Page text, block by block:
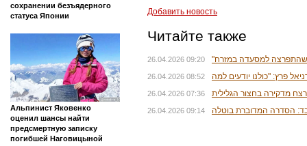
сохранении безъядерного
статуса Японии
Альпинист Яковенко
оценил шансы найти
предсмертную записку
погибшей Наговицыной
Добавить новость
Читайте также
26.04.2026 09:20 שהתפרצה למסעדה במזרח
26.04.2026 08:52
26.04.2026 07:36
26.04.2026 09:14 הסדרה המדוברת בוטלה